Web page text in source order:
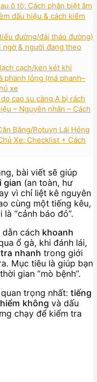
ô tô: Cách phân biệt âm
dấu hiệu & cách kiểm
đường/đái tháo đường)
& người đang theo
cạch/ken két khi
phanh lỏng (má phanh–
xe
cao su càng A bị rách
– Nguyên nhân – Cách
Bằng/Rotuyn Lái Hỏng
Xe: Checklist + Cách
bài viết sẽ giúp
gian (an toàn, hư
vì chỉ liệt kê nguyên
cùng một tiếng kêu,
là “cảnh báo đỏ”.
cách khoanh
ổ gà, khi đánh lái,
nhanh trong giới
Mục tiêu là giúp bạn
gian “mò bệnh”.
trọng nhất: tiếng
không và dấu
chạy để kiểm tra